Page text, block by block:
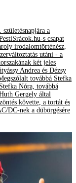
a
s csapat
irodalomtörténész,
utáni - a
két jeles
Andrea és Dézsy
továbbá Stefka
Nóra, továbbá
Gergely által
követte, a tortát és
DC-nek a dübörgésére